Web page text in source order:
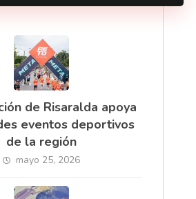
de Risaralda apoya
eventos deportivos
de la región
mayo 25, 2026